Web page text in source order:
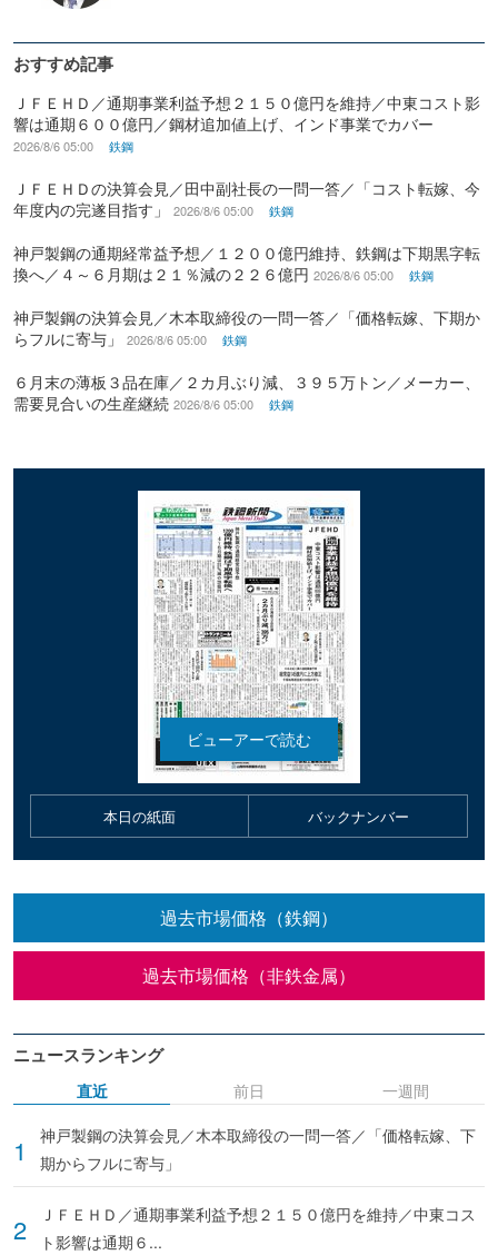
おすすめ記事
ＪＦＥＨＤ／通期事業利益予想２１５０億円を維持／中東コスト影
響は通期６００億円／鋼材追加値上げ、インド事業でカバー
2026/8/6 05:00 鉄鋼
ＪＦＥＨＤの決算会見／田中副社長の一問一答／「コスト転嫁、今
年度内の完遂目指す」
2026/8/6 05:00 鉄鋼
神戸製鋼の通期経常益予想／１２００億円維持、鉄鋼は下期黒字転
換へ／４～６月期は２１％減の２２６億円 2026/8/6 05:00 鉄鋼
神戸製鋼の決算会見／木本取締役の一問一答／「価格転嫁、下期か
らフルに寄与」
2026/8/6 05:00 鉄鋼
６月末の薄板３品在庫／２カ月ぶり減、３９５万トン／メーカー、
需要見合いの生産継続 2026/8/6 05:00 鉄鋼
本日の紙面 バックナンバー
過去市場価格（鉄鋼）
過去市場価格（非鉄金属）
ニュースランキング
直近
神戸製鋼の決算会見／木本取締役の一問一答／「価格転嫁、下
期からフルに寄与」
ＪＦＥＨＤ／通期事業利益予想２１５０億円を維持／中東コス
ト影響は通期６...
前日 一週間